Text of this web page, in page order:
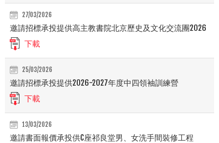
27/03/2026
邀請招標承投提供高主教書院北京歷史及文化交流團2026
下載
25/03/2026
邀請招標承投提供2026-2027年度中四領袖訓練營
下載
13/03/2026
邀請書面報價承投供C座祁良堂男、女洗手間裝修工程